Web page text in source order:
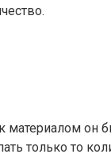
материалом он
только то